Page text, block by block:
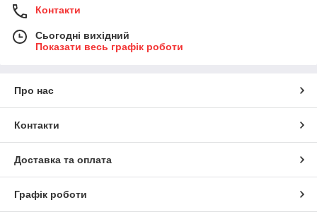
Контакти
Сьогодні вихідний
Показати весь графік роботи
Про нас
Контакти
Доставка та оплата
Графік роботи